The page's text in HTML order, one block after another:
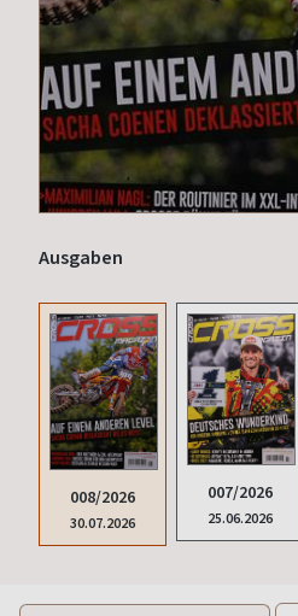
Ausgaben
008/2026
30.07.2026
007/2026
25.06.2026